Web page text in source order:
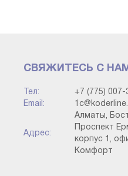
СВЯЖИТЕСЬ С
Тел:
+7 (775) 007-
Email:
Адрес:
Алматы,
Проспект
корпус 1,
Комфорт